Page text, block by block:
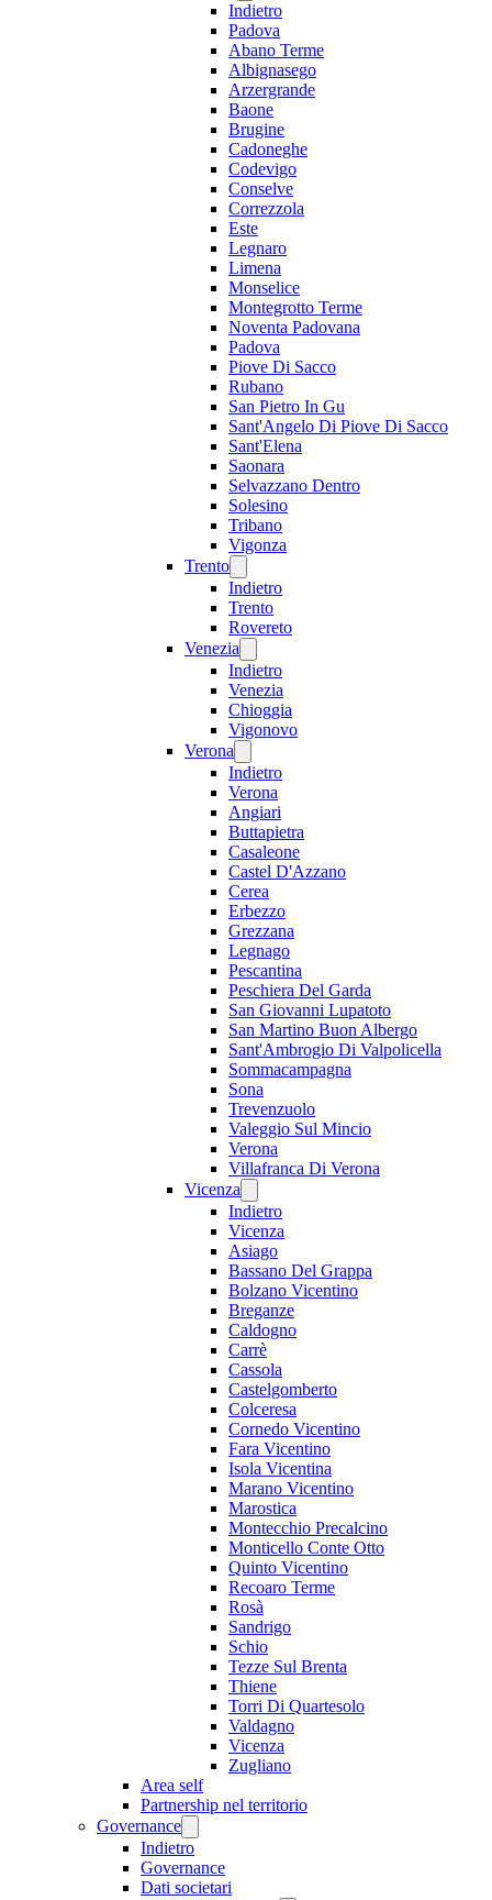
Indietro
Padova
Abano Terme
Albignasego
Arzergrande
Baone
Brugine
Cadoneghe
Codevigo
Conselve
Correzzola
Este
Legnaro
Limena
Monselice
Montegrotto Terme
Noventa Padovana
Padova
Piove Di Sacco
Rubano
San Pietro In Gu
Sant'Angelo Di Piove Di Sacco
Sant'Elena
Saonara
Selvazzano Dentro
Solesino
Tribano
Vigonza
Trento
Indietro
Trento
Rovereto
Venezia
Indietro
Venezia
Chioggia
Vigonovo
Verona
Indietro
Verona
Angiari
Buttapietra
Casaleone
Castel D'Azzano
Cerea
Erbezzo
Grezzana
Legnago
Pescantina
Peschiera Del Garda
San Giovanni Lupatoto
San Martino Buon Albergo
Sant'Ambrogio Di Valpolicella
Sommacampagna
Sona
Trevenzuolo
Valeggio Sul Mincio
Verona
Villafranca Di Verona
Vicenza
Indietro
Vicenza
Asiago
Bassano Del Grappa
Bolzano Vicentino
Breganze
Caldogno
Carrè
Cassola
Castelgomberto
Colceresa
Cornedo Vicentino
Fara Vicentino
Isola Vicentina
Marano Vicentino
Marostica
Montecchio Precalcino
Monticello Conte Otto
Quinto Vicentino
Recoaro Terme
Rosà
Sandrigo
Schio
Tezze Sul Brenta
Thiene
Torri Di Quartesolo
Valdagno
Vicenza
Zugliano
Area self
Partnership nel territorio
Governance
Indietro
Governance
Dati societari